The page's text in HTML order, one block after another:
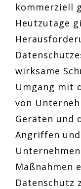
kommerziell
Heutzutage
wirksame
Umgang mit
von
Geräten und
Angriffen
Maßnahmen
Datenschutz